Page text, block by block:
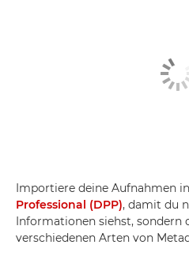
Importiere deine Aufnahmen in
Professional (DPP), damit du
Informationen siehst, sondern
verschiedenen Arten von